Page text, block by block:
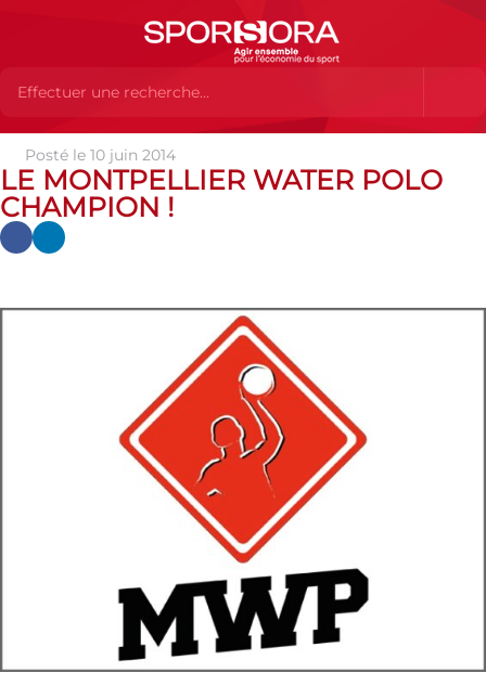
Actualités Actualités
Montpellier Water Polo champion !
Posté le 10 juin 2014
LE MONTPELLIER WATER POLO
CHAMPION !